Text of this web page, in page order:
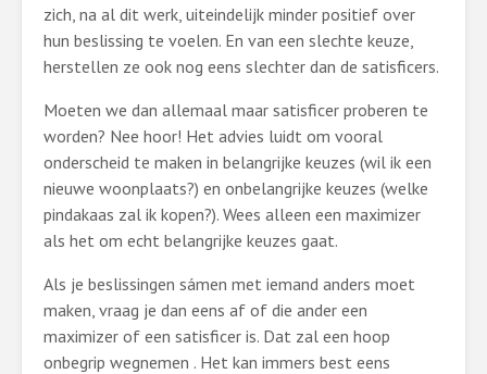
zich, na al dit werk, uiteindelijk minder positief over
hun beslissing te voelen. En van een slechte keuze,
herstellen ze ook nog eens slechter dan de satisficers.
Moeten we dan allemaal maar satisficer proberen te
worden? Nee hoor! Het advies luidt om vooral
onderscheid te maken in belangrijke keuzes (wil ik een
nieuwe woonplaats?) en onbelangrijke keuzes (welke
pindakaas zal ik kopen?). Wees alleen een maximizer
als het om echt belangrijke keuzes gaat.
Als je beslissingen sámen met iemand anders moet
maken, vraag je dan eens af of die ander een
maximizer of een satisficer is. Dat zal een hoop
onbegrip wegnemen . Het kan immers best eens